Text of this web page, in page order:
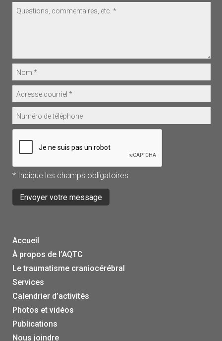
* Indique les champs obligatoires
Accueil
À propos de l’AQTC
Le traumatisme craniocérébral
Services
Calendrier d’activités
Photos et vidéos
Publications
Nous joindre